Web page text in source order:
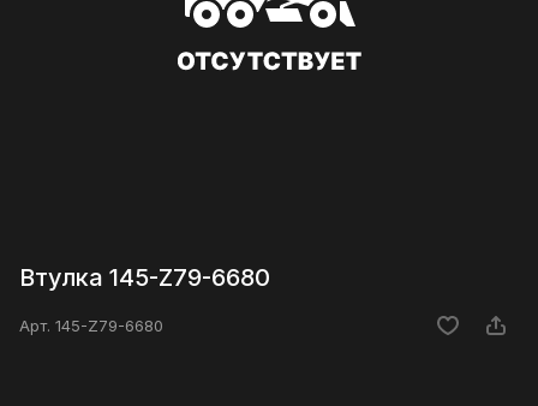
Втулка 145-Z79-6680
Арт. 145-Z79-6680